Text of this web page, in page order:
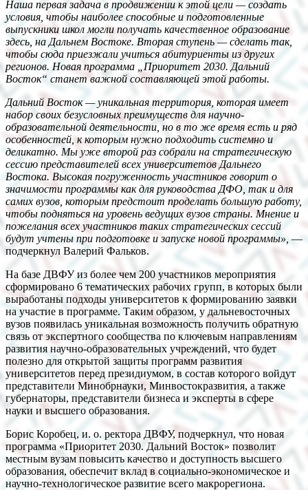
Наша первая задача в продвижении к этой цели — создать
условия, чтобы наиболее способные и подготовленные
выпускники школ могли получать качественное образование
здесь, на Дальнем Востоке. Вторая ступень — сделать так,
чтобы сюда приезжали учиться абитуриенты из других
регионов. Новая программа „Приоритет 2030. Дальний
Восток“ станет важной составляющей этой работы.
Дальний Восток — уникальная территория, которая имеет
набор своих безусловных преимуществ для научно-
образовательной деятельности, но в то же время есть и ряд
особенностей, к которым нужно подходить системно и
деликатно. Мы уже второй раз собрали на стратегическую
сессию представителей всех университетов Дальнего
Востока. Высокая погруженность участников говорит о
значимости программы как для руководства ДФО, так и для
самих вузов, которым предстоит проделать большую работу,
чтобы подняться на уровень ведущих вузов страны. Мнение и
пожелания всех участников таких стратегических сессий
будут учтены при подготовке и запуске новой программы», —
подчеркнул Валерий Фальков.
На базе ДВФУ из более чем 200 участников мероприятия
сформировано 6 тематических рабочих групп, в которых были
выработаны подходы университетов к формированию заявки
на участие в программе. Таким образом, у дальневосточных
вузов появилась уникальная возможность получить обратную
связь от экспертного сообщества по ключевым направлениям
развития научно-образовательных учреждений, что будет
полезно для открытой защиты программ развития
университетов перед президиумом, в состав которого войдут
представители Минобрнауки, Минвостокразвития, а также
губернаторы, представители бизнеса и эксперты в сфере
науки и высшего образования.
Борис Коробец, и. о. ректора ДВФУ, подчеркнул, что новая
программа «Приоритет 2030. Дальний Восток» позволит
местным вузам повысить качество и доступность высшего
образования, обеспечит вклад в социально-экономическое и
научно-технологическое развитие всего макрорегиона.